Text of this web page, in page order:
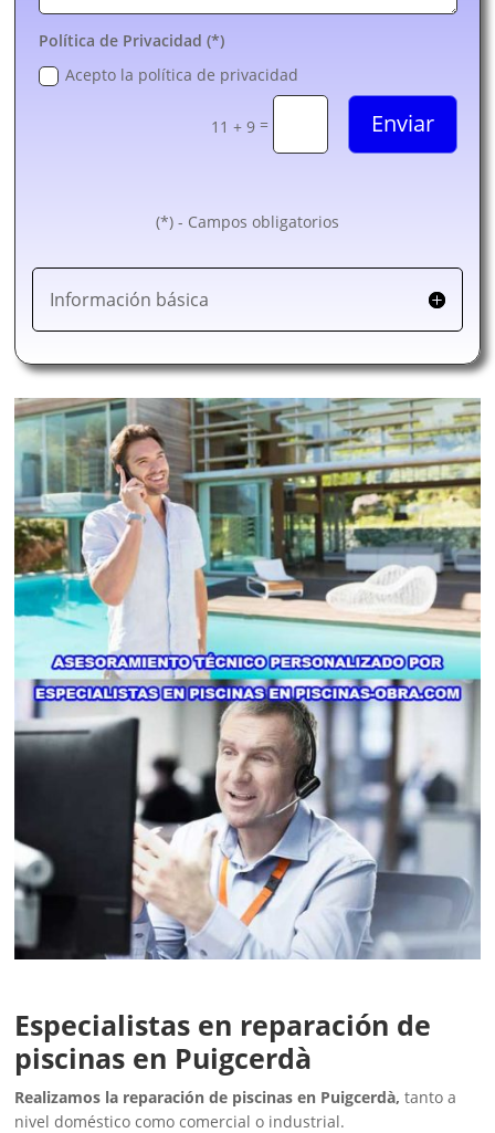
Política de Privacidad (*)
Acepto la política de privacidad
11 + 9= Enviar
(*) - Campos obligatorios
Información básica
Especialistas en reparación de
piscinas en Puigcerdà
Realizamos la reparación de piscinas en Puigcerdà, tanto a
nivel doméstico como comercial o industrial.